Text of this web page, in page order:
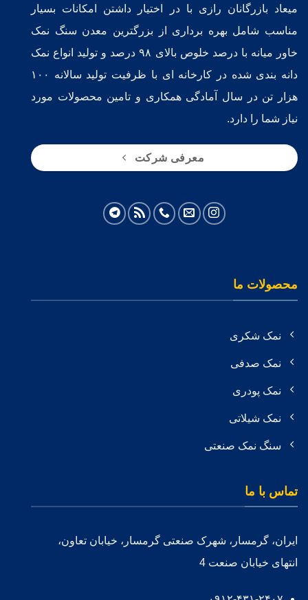
میعاد بازرگانان رازی با در اختیار داشتن امکانات بسیار
مناسب شامل بهره برداری از بزرگترین معدن سنگ نمک
خاور میانه با درصد خلوص بالای ۹۸ درصد و تولید انواع نمک
دانه بندی شده در کارخانه ای با ظرفیت تولید سالانه ۱۰۰
هزار تن در سال آمادگی همکاری و تامین محصولات مورد
نیاز شما را دارد.
معرفی شرکت
محصولات ما
نمک شکری
نمک صدفی
نمک پودری
نمک شیلاتی
سنگ نمک صنعتی
تماس با ما
ایران، گرمسار، شهرک صنعتی گرمسار، خیابان تعاون،
انتهای خیابان صنعت 4